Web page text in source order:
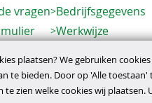
vragen Bedrijfsgegevens
Werkwijze
plaatsen? We gebruiken
te bieden. Door op 'Alle
te zien welke cookies wij